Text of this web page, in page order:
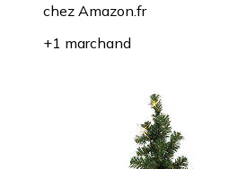
chez Amazon.fr
+1 marchand